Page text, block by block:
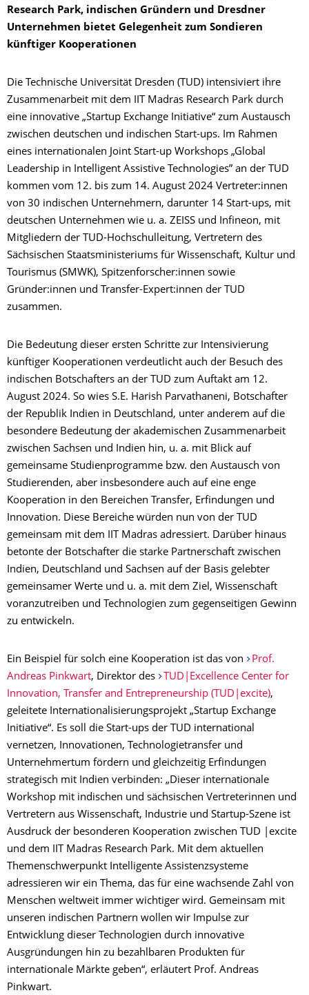
Research Park, indischen Gründern und Dresdner
Unternehmen bietet Gelegenheit zum Sondieren
künftiger Kooperationen
Die Technische Universität Dresden (TUD) intensiviert ihre
Zusammenarbeit mit dem IIT Madras Research Park durch
eine innovative „Startup Exchange Initiative“ zum Austausch
zwischen deutschen und indischen Start-ups. Im Rahmen
eines internationalen Joint Start-up Workshops „Global
Leadership in Intelligent Assistive Technologies” an der TUD
kommen vom 12. bis zum 14. August 2024 Vertreter:innen
von 30 indischen Unternehmern, darunter 14 Start-ups, mit
deutschen Unternehmen wie u. a. ZEISS und Infineon, mit
Mitgliedern der TUD-Hochschulleitung, Vertretern des
Sächsischen Staatsministeriums für Wissenschaft, Kultur und
Tourismus (SMWK), Spitzenforscher:innen sowie
Gründer:innen und Transfer-Expert:innen der TUD
zusammen.
Die Bedeutung dieser ersten Schritte zur Intensivierung
künftiger Kooperationen verdeutlicht auch der Besuch des
indischen Botschafters an der TUD zum Auftakt am 12.
August 2024. So wies S.E. Harish Parvathaneni, Botschafter
der Republik Indien in Deutschland, unter anderem auf die
besondere Bedeutung der akademischen Zusammenarbeit
zwischen Sachsen und Indien hin, u. a. mit Blick auf
gemeinsame Studienprogramme bzw. den Austausch von
Studierenden, aber insbesondere auch auf eine enge
Kooperation in den Bereichen Transfer, Erfindungen und
Innovation. Diese Bereiche würden nun von der TUD
gemeinsam mit dem IIT Madras adressiert. Darüber hinaus
betonte der Botschafter die starke Partnerschaft zwischen
Indien, Deutschland und Sachsen auf der Basis gelebter
gemeinsamer Werte und u. a. mit dem Ziel, Wissenschaft
voranzutreiben und Technologien zum gegenseitigen Gewinn
zu entwickeln.
Ein Beispiel für solch eine Kooperation ist das von
Prof.
Andreas Pinkwart, Direktor des
TUD|Excellence Center for
Innovation, Transfer and Entrepreneurship (TUD|excite),
geleitete Internationalisierungsprojekt „Startup Exchange
Initiative“. Es soll die Start-ups der TUD international
vernetzen, Innovationen, Technologietransfer und
Unternehmertum fördern und gleichzeitig Erfindungen
strategisch mit Indien verbinden: „Dieser internationale
Workshop mit indischen und sächsischen Vertreterinnen und
Vertretern aus Wissenschaft, Industrie und Startup-Szene ist
Ausdruck der besonderen Kooperation zwischen TUD |excite
und dem IIT Madras Research Park. Mit dem aktuellen
Themenschwerpunkt Intelligente Assistenzsysteme
adressieren wir ein Thema, das für eine wachsende Zahl von
Menschen weltweit immer wichtiger wird. Gemeinsam mit
unseren indischen Partnern wollen wir Impulse zur
Entwicklung dieser Technologien durch innovative
Ausgründungen hin zu bezahlbaren Produkten für
internationale Märkte geben“, erläutert Prof. Andreas
Pinkwart.